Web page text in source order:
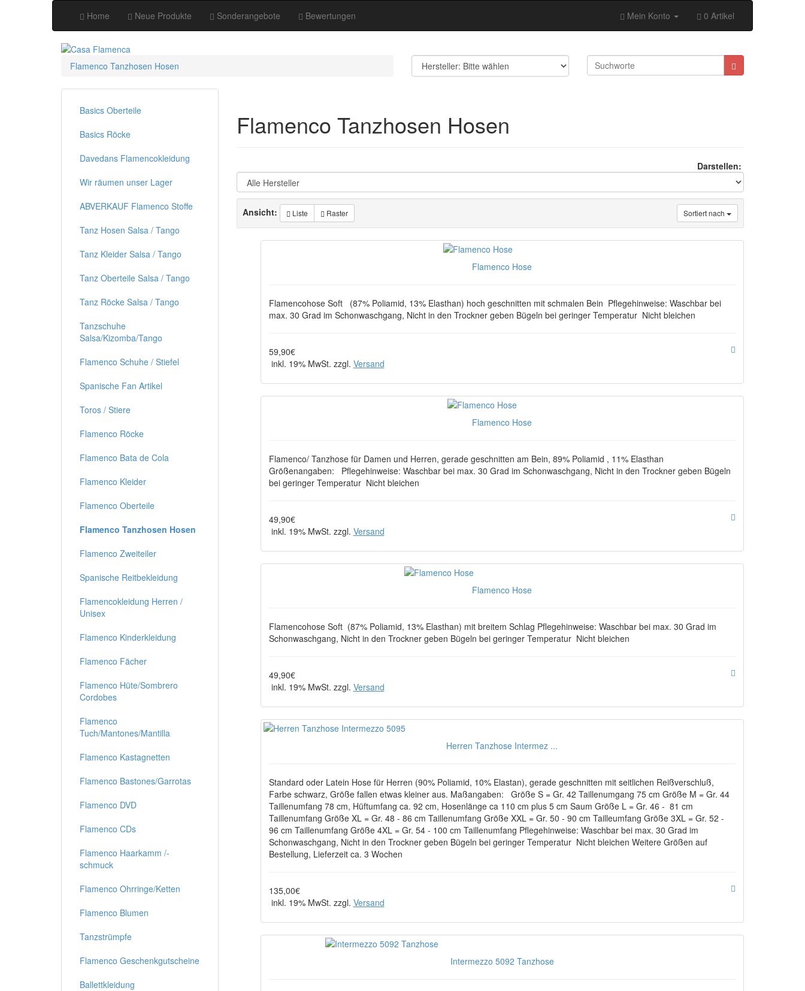
Home Neue Produkte Sonderangebote Bewertungen Mein Konto 0 Artikel
Flamenco Tanzhosen Hosen
Flamenco Tanzhosen Hosen
Darstellen:
Ansicht: Liste Raster Sortiert nach
Flamenco Hose
Flamencohose Soft (87% Poliamid, 13% Elasthan) hoch geschnitten mit schmalen Bein Pflegehinweise: Waschbar bei
max. 30 Grad im Schonwaschgang, Nicht in den Trockner geben Bügeln bei geringer Temperatur Nicht bleichen
59,90€
inkl. 19% MwSt. zzgl. Versand
Flamenco Hose
Flamenco/ Tanzhose für Damen und Herren, gerade geschnitten am Bein, 89% Poliamid , 11% Elasthan
Größenangaben: Pflegehinweise: Waschbar bei max. 30 Grad im Schonwaschgang, Nicht in den Trockner geben Bügeln
bei geringer Temperatur Nicht bleichen
49,90€
inkl. 19% MwSt. zzgl. Versand
Flamenco Hose
Flamencohose Soft (87% Poliamid, 13% Elasthan) mit breitem Schlag Pflegehinweise: Waschbar bei max. 30 Grad im
Schonwaschgang, Nicht in den Trockner geben Bügeln bei geringer Temperatur Nicht bleichen
49,90€
inkl. 19% MwSt. zzgl. Versand
Herren Tanzhose Intermez ...
Standard oder Latein Hose für Herren (90% Poliamid, 10% Elastan), gerade geschnitten mit seitlichen Reißverschluß,
Farbe schwarz, Größe fallen etwas kleiner aus. Maßangaben: Größe S = Gr. 42 Taillenumgang 75 cm Größe M = Gr. 44
Taillenumfang 78 cm, Hüftumfang ca. 92 cm, Hosenlänge ca 110 cm plus 5 cm Saum Größe L = Gr. 46 - 81 cm
Taillenumfang Größe XL = Gr. 48 - 86 cm Taillenumfang Größe XXL = Gr. 50 - 90 cm Tailleumfang Größe 3XL = Gr. 52 -
96 cm Taillenumfang Größe 4XL = Gr. 54 - 100 cm Taillenumfang Pflegehinweise: Waschbar bei max. 30 Grad im
Schonwaschgang, Nicht in den Trockner geben Bügeln bei geringer Temperatur Nicht bleichen Weitere Größen auf
Bestellung, Lieferzeit ca. 3 Wochen
135,00€
inkl. 19% MwSt. zzgl. Versand
Intermezzo 5092 Tanzhose
Basics Oberteile
Basics Röcke
Davedans Flamencokleidung
Wir räumen unser Lager
ABVERKAUF Flamenco Stoffe
Tanz Hosen Salsa / Tango
Tanz Kleider Salsa / Tango
Tanz Oberteile Salsa / Tango
Tanz Röcke Salsa / Tango
Tanzschuhe
Salsa/Kizomba/Tango
Flamenco Schuhe / Stiefel
Spanische Fan Artikel
Toros / Stiere
Flamenco Röcke
Flamenco Bata de Cola
Flamenco Kleider
Flamenco Oberteile
Flamenco Tanzhosen Hosen
Flamenco Zweiteiler
Spanische Reitbekleidung
Flamencokleidung Herren /
Unisex
Flamenco Kinderkleidung
Flamenco Fächer
Flamenco Hüte/Sombrero
Cordobes
Flamenco
Tuch/Mantones/Mantilla
Flamenco Kastagnetten
Flamenco Bastones/Garrotas
Flamenco DVD
Flamenco CDs
Flamenco Haarkamm /-
schmuck
Flamenco Ohrringe/Ketten
Flamenco Blumen
Tanzstrümpfe
Flamenco Geschenkgutscheine
Ballettkleidung